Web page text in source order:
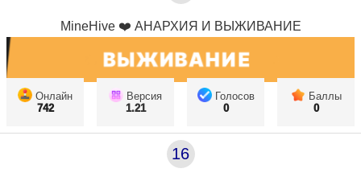
MineHive ❤️ АНАРХИЯ И ВЫЖИВАНИЕ
Онлайн
742
Версия
1.21
Голосов
0
Баллы
0
16